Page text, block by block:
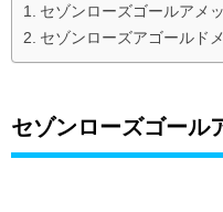
セゾンローズゴールアメ
セゾンローズアゴールド
セゾンローズゴール